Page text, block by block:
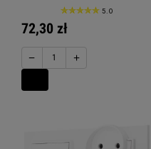
5.0
72,30 zł
− +